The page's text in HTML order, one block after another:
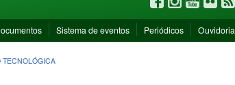
Sistema de eventos Periódicos Ouvidoria
TECNOLÓGICA